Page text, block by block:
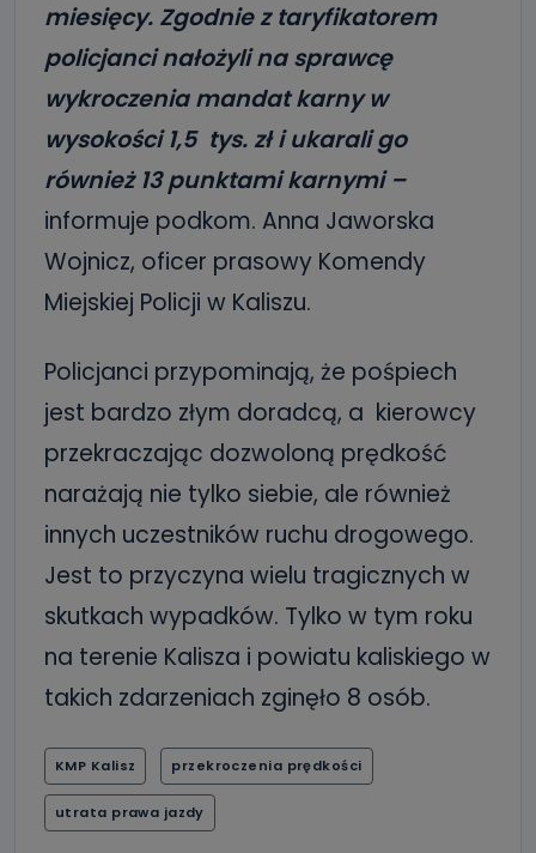
miesięcy. Zgodnie z taryfikatorem
policjanci nałożyli na sprawcę
wykroczenia mandat karny w
wysokości 1,5 tys. zł i ukarali go
również 13 punktami karnymi –
informuje podkom. Anna Jaworska
Wojnicz, oficer prasowy Komendy
Miejskiej Policji w Kaliszu.
Policjanci przypominają, że pośpiech
jest bardzo złym doradcą, a kierowcy
przekraczając dozwoloną prędkość
narażają nie tylko siebie, ale również
innych uczestników ruchu drogowego.
Jest to przyczyna wielu tragicznych w
skutkach wypadków. Tylko w tym roku
na terenie Kalisza i powiatu kaliskiego w
takich zdarzeniach zginęło 8 osób.
KMP Kalisz przekroczenia prędkości
utrata prawa jazdy